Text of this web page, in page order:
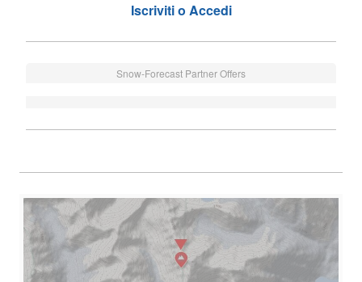
Iscriviti o Accedi
Snow-Forecast Partner Offers